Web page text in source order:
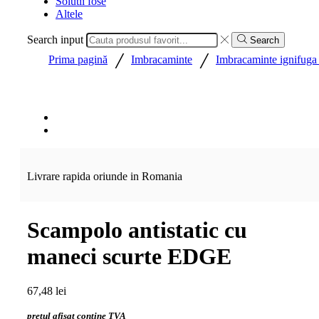
Altele
Search input Search
Prima pagină / Imbracaminte / Imbracaminte ignifuga
Livrare rapida oriunde in Romania
Scampolo antistatic cu
maneci scurte EDGE
67,48 lei
pretul afisat contine TVA